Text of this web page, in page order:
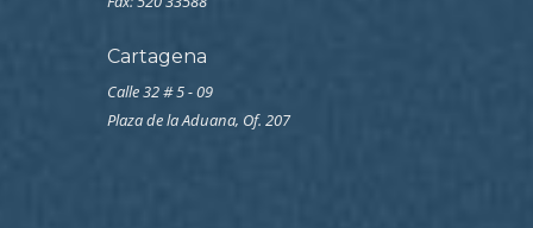
Cartagena
Calle 32 # 5 - 09
Plaza de la Aduana, Of. 207